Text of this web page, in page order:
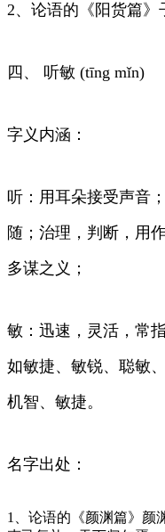
2、论语的《阳货篇》
四、 听敏 (tīng mǐn)
字义内涵：
听：用耳朵接受声音
随；治理，判断，用
多谋之义；
敏：迅速，灵活，常
如敏捷、敏锐、聪敏
机智、敏捷。
名字出处：
1、论语的《颜渊篇》颜